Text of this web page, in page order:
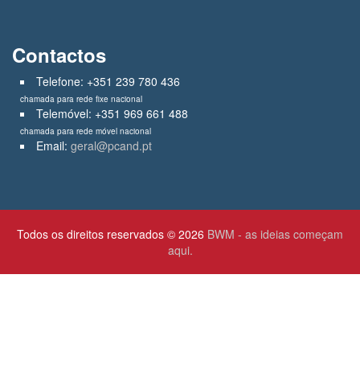
Contactos
Telefone: +351 239 780 436
chamada para rede fixe nacional
Telemóvel: +351 969 661 488
chamada para rede móvel nacional
Email: geral@pcand.pt
Todos os direitos reservados © 2026 BWM - as ideias começam
aqui.